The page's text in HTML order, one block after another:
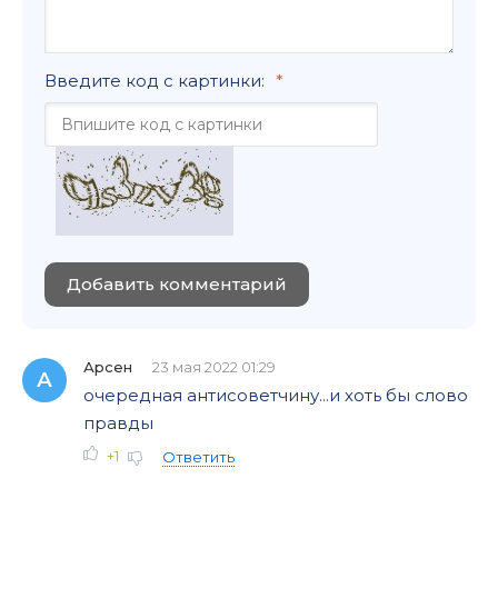
Введите код с картинки:
Добавить комментарий
А
Арсен 23 мая 2022 01:29
очередная антисоветчину...и хоть бы слово
правды
+1 Ответить